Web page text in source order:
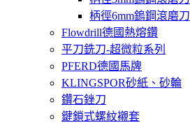
柄徑6mm鎢鋼滾磨刀
Flowdrill德國熱熔鑽
平刀銑刀-超微粒系列
PFERD德國馬牌
KLINGSPOR砂紙、砂輪
鑽石銼刀
鍵鎖式螺紋襯套